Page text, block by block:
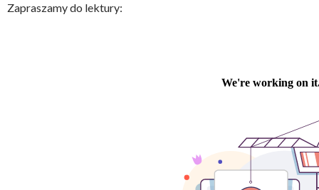
Zapraszamy do lektury: